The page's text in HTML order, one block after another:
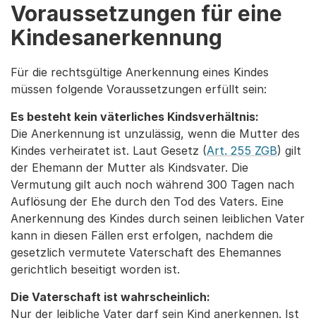
Voraussetzungen für eine
Kindesanerkennung
Für die rechtsgültige Anerkennung eines Kindes
müssen folgende Voraussetzungen erfüllt sein:
Es besteht kein väterliches Kindsverhältnis:
Die Anerkennung ist unzulässig, wenn die Mutter des
Kindes verheiratet ist. Laut Gesetz (Art. 255 ZGB) gilt
der Ehemann der Mutter als Kindsvater. Die
Vermutung gilt auch noch während 300 Tagen nach
Auflösung der Ehe durch den Tod des Vaters. Eine
Anerkennung des Kindes durch seinen leiblichen Vater
kann in diesen Fällen erst erfolgen, nachdem die
gesetzlich vermutete Vaterschaft des Ehemannes
gerichtlich beseitigt worden ist.
Die Vaterschaft ist wahrscheinlich:
Nur der leibliche Vater darf sein Kind anerkennen. Ist